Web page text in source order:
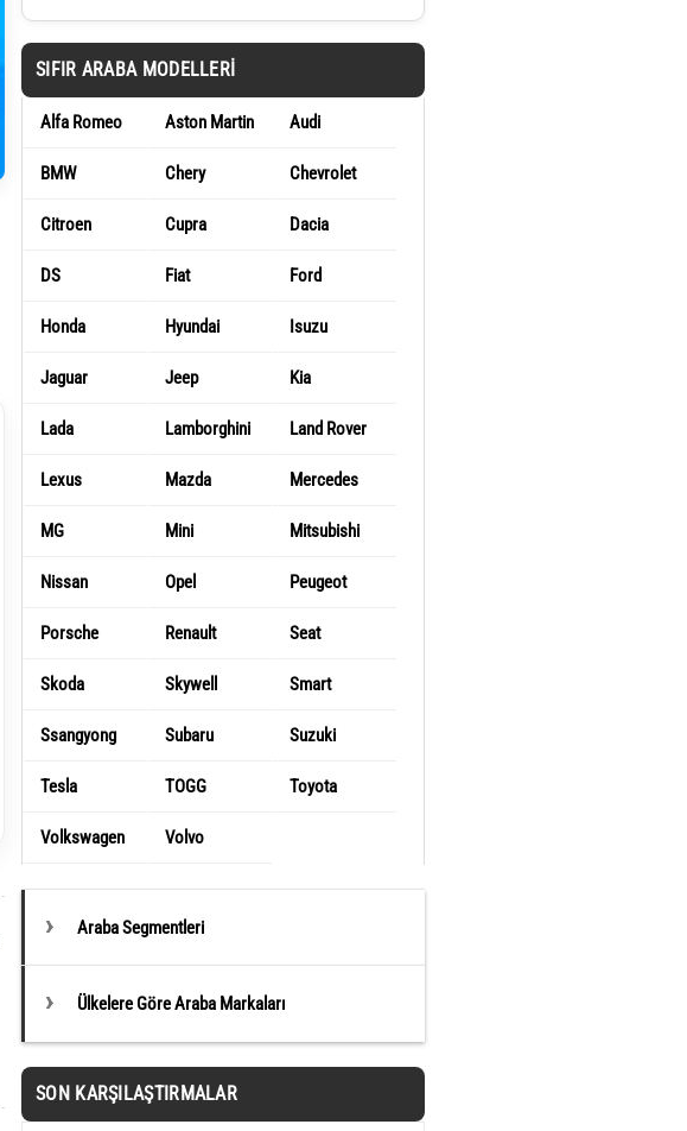
SIFIR ARABA MODELLERI
Alfa Romeo Aston Martin Audi
BMW Chery Chevrolet
Citroen Cupra Dacia
DS Fiat Ford
Honda Hyundai Isuzu
Jaguar Jeep Kia
Lada Lamborghini Land Rover
Lexus Mazda Mercedes
MG Mini Mitsubishi
Nissan Opel Peugeot
Porsche Renault Seat
Skoda Skywell Smart
Ssangyong Subaru Suzuki
Tesla TOGG Toyota
Volkswagen Volvo
Araba Segmentleri
Ülkelere Göre Araba Markaları
SON KARŞILAŞTIRMALAR